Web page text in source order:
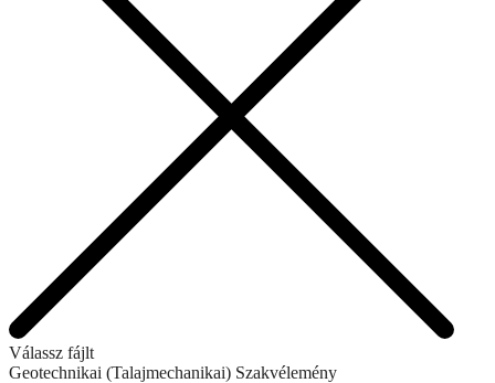
Válassz fájlt
Geotechnikai (Talajmechanikai) Szakvélemény